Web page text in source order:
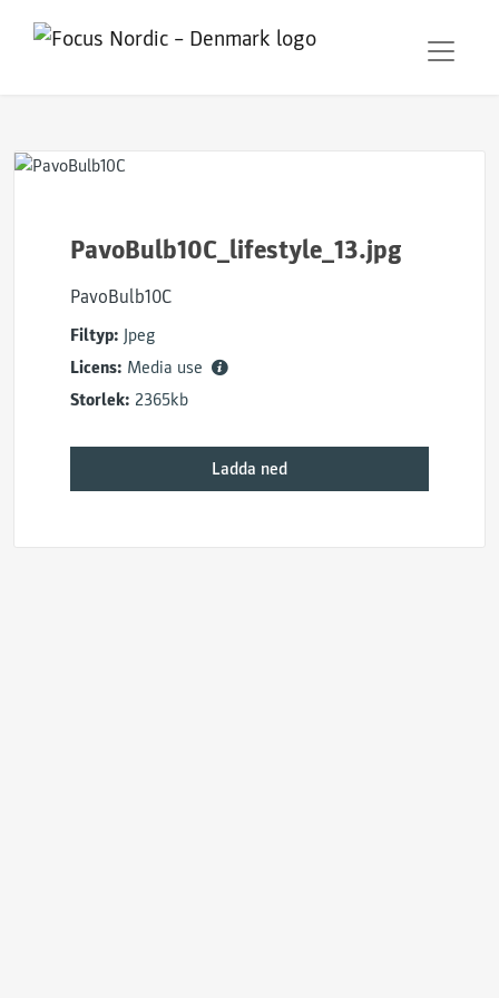
PavoBulb10C_lifestyle_13.jpg
PavoBulb10C
Filtyp: Jpeg
Licens: Media use
Storlek: 2365kb
Ladda ned